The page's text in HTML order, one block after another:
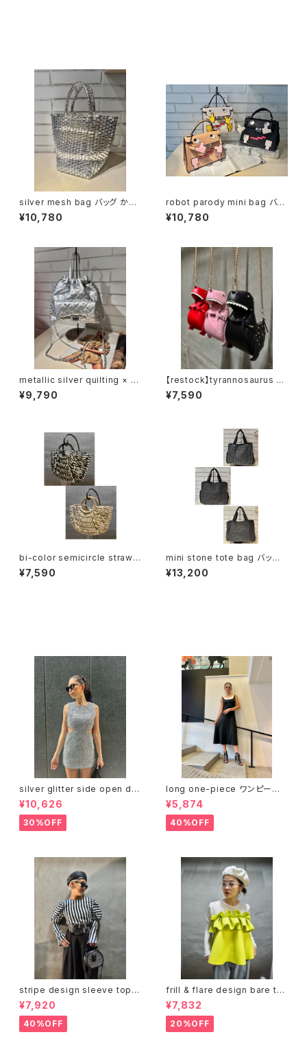
silver mesh bag バッグ かば
ん シルバー メッシュ バケツ型
¥10,780
robot parody mini bag バッ
グ かばん ストラップ 斜めがけ
¥10,780
metallic silver quilting × c
hain bag バッグ かばん メタリ
ック シルバー キルティング スト
¥9,790
【restock】tyrannosaurus ×
gold studs bag バッグ かば
ん 恐竜 ゴールド スタッズ チェ
¥7,590
bi-color semicircle straw
bag バッグ かばん かごバッグ
バイカラー 半円 夏
¥7,590
mini stone tote bag バッグ
トートバッグ キラキラ ストーン
ストラップ ポケット 実用的
¥13,200
silver glitter side open de
sign mini one-piece ワンピ
ース ミニワンピ ドレス シルバー
¥10,626
30%OFF
long one-piece ワンピース
ワンピ 重ね着風 ブラック 黒 ス
トレッチ
¥5,874
40%OFF
stripe design sleeve tops
トップス デザイントップス ストラ
イプ 白黒 バイカラー
¥7,920
40%OFF
frill & flare design bare to
ps トップス ベアトップ フリル フ
レア ジッパー
¥7,832
20%OFF